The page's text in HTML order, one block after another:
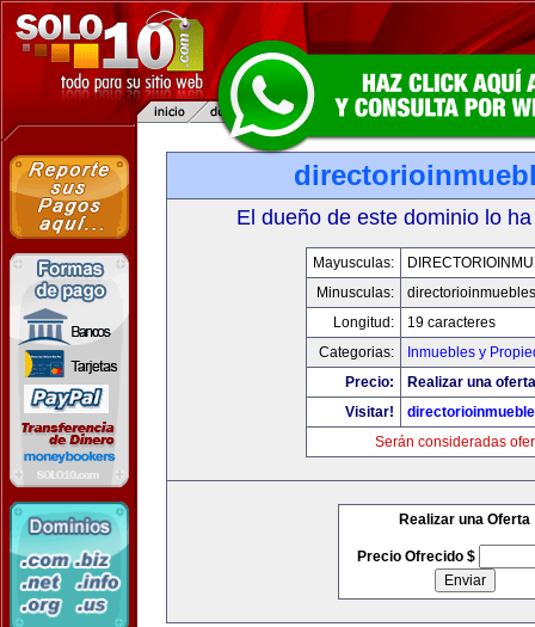
El dueño de este dominio lo
Mayusculas:
Minusculas:
Longitud:
19 caracteres
Categorias:
Inmuebles y
Precio:
Realizar una
Visitar!
Serán consideradas
Realizar una Oferta
Precio Ofrecido $